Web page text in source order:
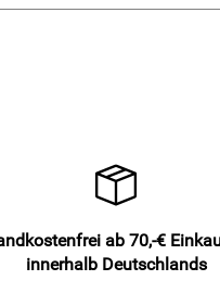
ab 70,-€
innerhalb Deutschlands